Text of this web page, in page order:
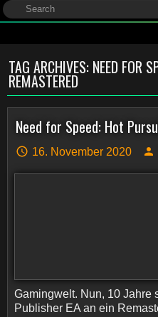
TAG ARCHIVES: NEED FOR
REMASTERED
Need for Speed: Hot
16. November 2020
Gamingwelt. Nun, 10 Jahre
Publisher EA an ein